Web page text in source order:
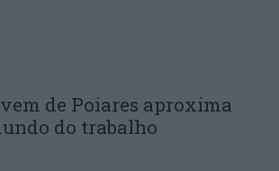
de Poiares aproxima
do trabalho